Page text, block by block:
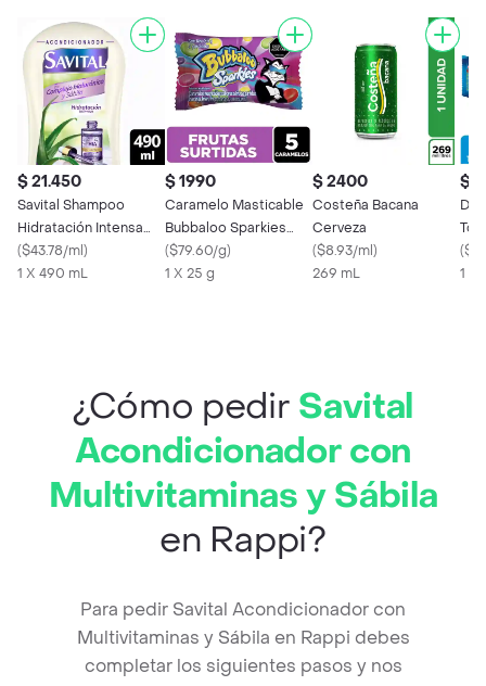
$ 21.450
Savital Shampoo
Hidratación Intensa
Complejo Hialurónico
490 mL
($43.78/ml)
1 X 490 mL
$ 1990
Caramelo Masticable
Bubbaloo Sparkies
Frutas 25 g
($79.60/g)
1 X 25 g
$ 2400
Costeña Bacana
Cerveza
($8.93/ml)
269 mL
$
(
1 X
¿Cómo pedir Savital
Acondicionador con
Multivitaminas y Sábila
en Rappi?
Para pedir Savital Acondicionador con
Multivitaminas y Sábila en Rappi debes
completar los siguientes pasos y nos